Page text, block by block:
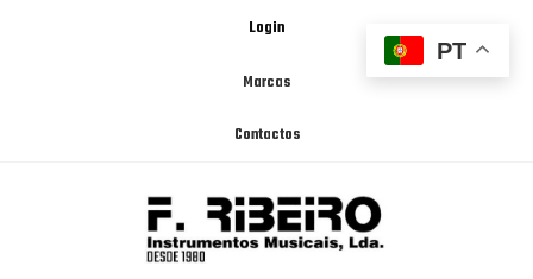
Login
Marcas
Contactos
PT